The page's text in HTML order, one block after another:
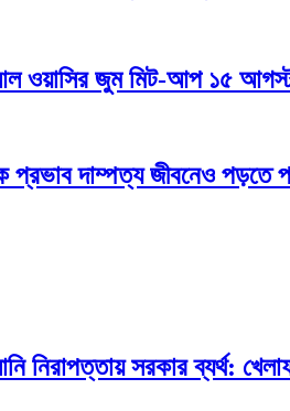
ওয়াসির জুম মিট-আপ ১৫
প্রভাব দাম্পত্য জীবনেও পড়তে
নিরাপত্তায় সরকার ব্যর্থ: